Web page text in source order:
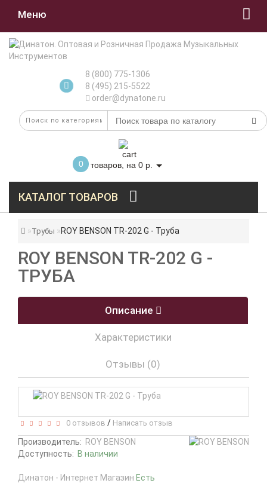
Меню
8 (800) 775-1306
8 (495) 215-5522
order@dynatone.ru
0 товаров, на 0 р.
КАТАЛОГ ТОВАРОВ
Трубы ROY BENSON TR-202 G - Труба
ROY BENSON TR-202 G -
ТРУБА
Описание
Характеристики
Отзывы (0)
0 отзывов / Написать отзыв
Производитель: ROY BENSON
Доступность: В наличии
Динатон - Интернет Магазин Есть